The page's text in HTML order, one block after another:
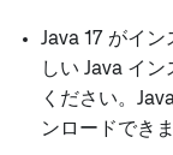
Java 17 がイ
しい Java イ
ください。
ンロードできま